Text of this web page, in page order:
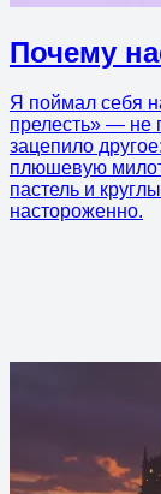
Почему
Я поймал себя
прелесть» — не
зацепило
плюшевую
пастель и
настороженно.